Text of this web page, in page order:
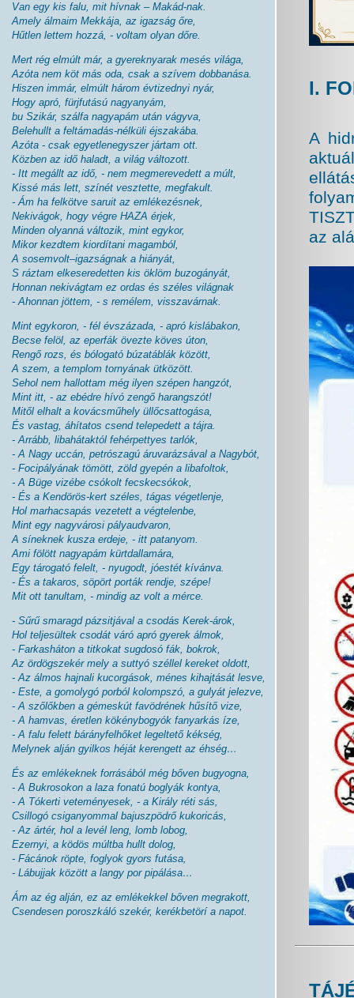
Van egy kis falu, mit hívnak – Makád-nak.
Amely álmaim Mekkája, az igazság őre,
Hűtlen lettem hozzá, - voltam olyan dőre.
Mert rég elmúlt már, a gyereknyarak mesés világa,
Azóta nem köt más oda, csak a szívem dobbanása.
Hiszen immár, elmúlt három évtizednyi nyár,
Hogy apró, fürjfutású nagyanyám,
bu Szikár, szálfa nagyapám után vágyva,
Belehullt a feltámadás-nélküli éjszakába.
Azóta - csak egyetlenegyszer jártam ott.
Közben az idő haladt, a világ változott.
- Itt megállt az idő, - nem megmerevedett a múlt,
Kissé más lett, színét vesztette, megfakult.
- Ám ha felkötve saruit az emlékezésnek,
Nekivágok, hogy végre HAZA érjek,
Minden olyanná változik, mint egykor,
Mikor kezdtem kiordítani magamból,
A sosemvolt–igazságnak a hiányát,
S ráztam elkeseredetten kis öklöm buzogányát,
Honnan nekivágtam ez ordas és széles világnak
- Ahonnan jöttem, - s remélem, visszavárnak.
Mint egykoron, - fél évszázada, - apró kislábakon,
Becse felöl, az eperfák övezte köves úton,
Rengő rozs, és bólogató búzatáblák között,
A szem, a templom tornyának ütközött.
Sehol nem hallottam még ilyen szépen hangzót,
Mint itt, - az ebédre hívó zengő harangszót!
Mitől elhalt a kovácsműhely üllőcsattogása,
És vastag, áhítatos csend telepedett a tájra.
- Arrább, libahátaktól fehérpettyes tarlók,
- A Nagy uccán, petrószagú áruvarázsával a Nagybót,
- Focipályának tömött, zöld gyepén a libafoltok,
- A Büge vizébe csókolt fecskecsókok,
- És a Kendörös-kert széles, tágas végetlenje,
Hol marhacsapás vezetett a végtelenbe,
Mint egy nagyvárosi pályaudvaron,
A síneknek kusza erdeje, - itt patanyom.
Ami fölött nagyapám kürtdallamára,
Egy tárogató felelt, - nyugodt, jóestét kívánva.
- És a takaros, söpört porták rendje, szépe!
Mit ott tanultam, - mindig az volt a mérce.
- Sűrű smaragd pázsitjával a csodás Kerek-árok,
Hol teljesültek csodát váró apró gyerek álmok,
- Farkasháton a titkokat sugdosó fák, bokrok,
Az ördögszekér mely a suttyó széllel kereket oldott,
- Az álmos hajnali kucorgások, ménes kihajtását lesve,
- Este, a gomolygó porból kolompszó, a gulyát jelezve,
- A szőlőkben a gémeskút favödrének hűsítő vize,
- A hamvas, éretlen kökénybogyók fanyarkás íze,
- A falu felett bárányfelhőket legeltető kékség,
Melynek alján gyilkos héját kerengett az éhség…
És az emlékeknek forrásából még bőven bugyogna,
- A Bukrosokon a laza fonatú boglyák kontya,
- A Tókerti veteményesek, - a Király réti sás,
Csillogó csiganyommal bajuszpödrő kukoricás,
- Az ártér, hol a levél leng, lomb lobog,
Ezernyi, a ködös múltba hullt dolog,
- Fácánok röpte, foglyok gyors futása,
- Lábujjak között a langy por pipálása…
Ám az ég alján, ez az emlékekkel bőven megrakott,
Csendesen poroszkáló szekér, kerékbetörí a napot.
I.
A
az